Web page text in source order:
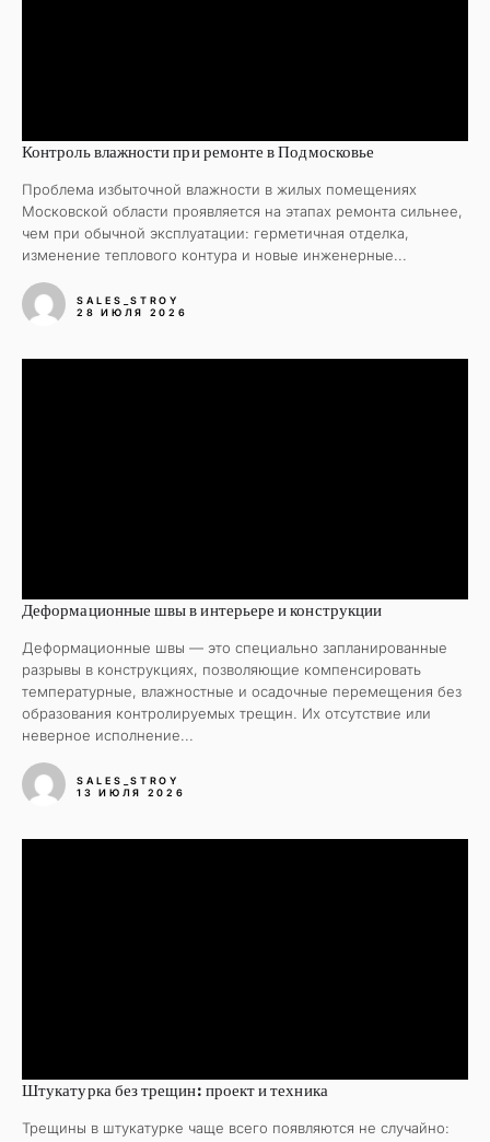
Контроль влажности при ремонте в Подмосковье
Проблема избыточной влажности в жилых помещениях
Московской области проявляется на этапах ремонта сильнее,
чем при обычной эксплуатации: герметичная отделка,
изменение теплового контура и новые инженерные...
SALES_STROY
28 ИЮЛЯ 2026
Деформационные швы в интерьере и конструкции
Деформационные швы — это специально запланированные
разрывы в конструкциях, позволяющие компенсировать
температурные, влажностные и осадочные перемещения без
образования контролируемых трещин. Их отсутствие или
неверное исполнение...
SALES_STROY
13 ИЮЛЯ 2026
Штукатурка без трещин: проект и техника
Трещины в штукатурке чаще всего появляются не случайно: